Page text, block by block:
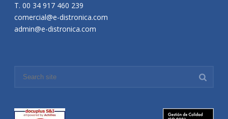
T. 00 34 917 460 239
comercial@e-distronica.com
admin@e-distronica.com